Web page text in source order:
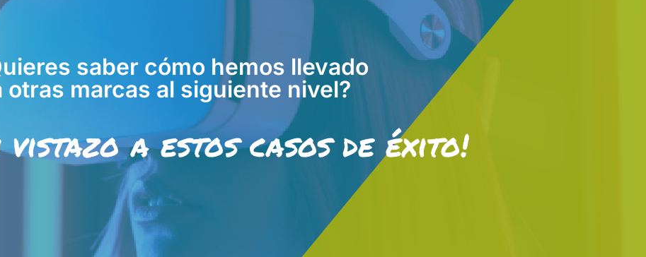
saber cómo hemos llevado
otras marcas al siguiente nivel?
vistazo a estos casos de éxito!